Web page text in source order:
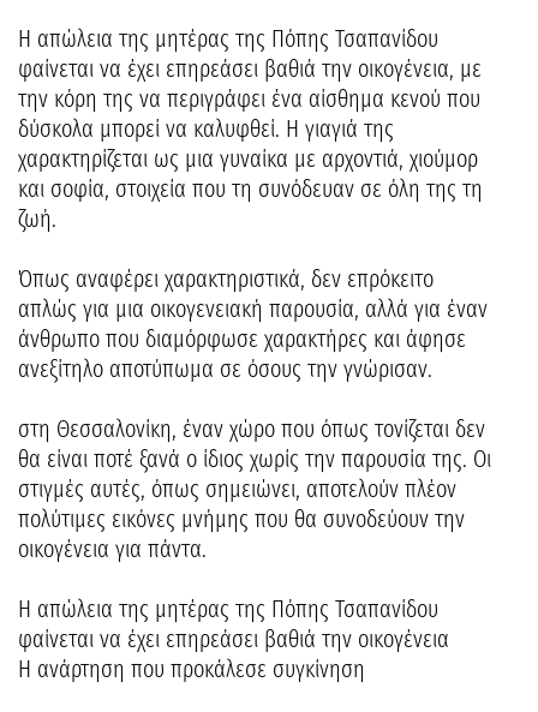
Η απώλεια της μητέρας της Πόπης Τσαπανίδου
φαίνεται να έχει επηρεάσει βαθιά την οικογένεια, με
την κόρη της να περιγράφει ένα αίσθημα κενού που
δύσκολα μπορεί να καλυφθεί. Η γιαγιά της
χαρακτηρίζεται ως μια γυναίκα με αρχοντιά, χιούμορ
και σοφία, στοιχεία που τη συνόδευαν σε όλη της τη
ζωή.
Όπως αναφέρει χαρακτηριστικά, δεν επρόκειτο
απλώς για μια οικογενειακή παρουσία, αλλά για έναν
άνθρωπο που διαμόρφωσε χαρακτήρες και άφησε
ανεξίτηλο αποτύπωμα σε όσους την γνώρισαν.
στη Θεσσαλονίκη, έναν χώρο που όπως τονίζεται δεν
θα είναι ποτέ ξανά ο ίδιος χωρίς την παρουσία της. Οι
στιγμές αυτές, όπως σημειώνει, αποτελούν πλέον
πολύτιμες εικόνες μνήμης που θα συνοδεύουν την
οικογένεια για πάντα.
Η απώλεια της μητέρας της Πόπης Τσαπανίδου
φαίνεται να έχει επηρεάσει βαθιά την οικογένεια
Η ανάρτηση που προκάλεσε συγκίνηση